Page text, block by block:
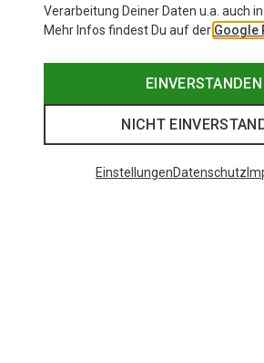
Verarbeitung Deiner Daten u.a. auch in
Mehr Infos findest Du auf der Google
EINVERSTANDEN
NICHT
EinstellungenDatenschutz